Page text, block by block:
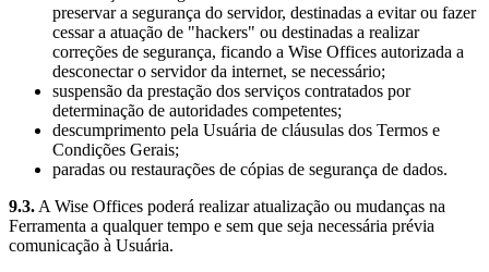
preservar a segurança do servidor, destinadas a evitar ou fazer
cessar a atuação de "hackers" ou destinadas a realizar
correções de segurança, ficando a Wise Offices autorizada a
desconectar o servidor da internet, se necessário;
suspensão da prestação dos serviços contratados por
determinação de autoridades competentes;
descumprimento pela Usuária de cláusulas dos Termos e
Condições Gerais;
paradas ou restaurações de cópias de segurança de dados.
9.3. A Wise Offices poderá realizar atualização ou mudanças na
Ferramenta a qualquer tempo e sem que seja necessária prévia
comunicação à Usuária.